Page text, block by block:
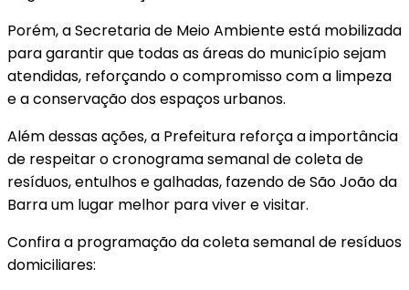
Porém, a Secretaria de Meio Ambiente está mobilizada
para garantir que todas as áreas do município sejam
atendidas, reforçando o compromisso com a limpeza
e a conservação dos espaços urbanos.
Além dessas ações, a Prefeitura reforça a importância
de respeitar o cronograma semanal de coleta de
resíduos, entulhos e galhadas, fazendo de São João da
Barra um lugar melhor para viver e visitar.
Confira a programação da coleta semanal de resíduos
domiciliares: